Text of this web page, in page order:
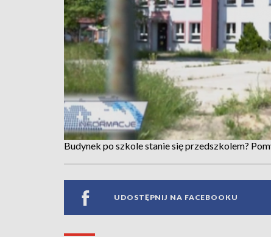
Budynek po szkole stanie się przedszkolem?
UDOSTĘPNIJ NA FACEBOOKU